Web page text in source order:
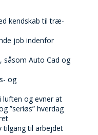
kendskab til træ-
job indenfor
såsom Auto Cad og
og
luften og evner at
”seriøs” hverdag
tilgang til arbejdet